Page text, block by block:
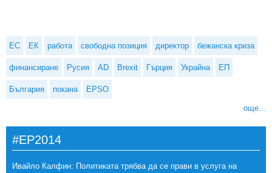
ЕС ЕК работа свободна позиция директор бежанска криза
финансиране Русия AD Brexit Гърция Украйна ЕП
България покана EPSO
още...
#EP2014
Ивайло Калфин: Политиката трябва да се прави в услуга на